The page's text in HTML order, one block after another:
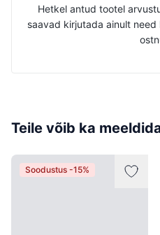
Hetkel antud tootel
saavad kirjutada ainult
Teile võib ka
Soodustus -15%